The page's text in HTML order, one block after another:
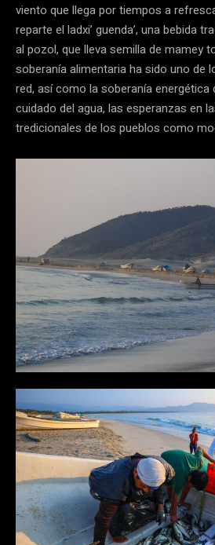
viento que llega por tiempos a
reparte el ladxi’ guenda’, una bebida
al pozol, que lleva semilla de mamey
soberanía alimentaria ha sido uno de
red, así como la soberanía energética
cuidado del agua, las esperanzas en
tredicionales de los pueblos como